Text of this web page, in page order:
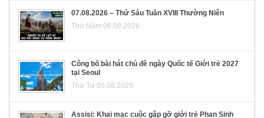
07.08.2026 – Thứ Sáu Tuần XVIII Thường Niên
Thứ Năm 06.08.2026
Công bố bài hát chủ đề ngày Quốc tế Giới trẻ 2027
tại Seoul
Thứ Tư 05.08.2026
Assisi: Khai mạc cuộc gặp gỡ giới trẻ Phan Sinh